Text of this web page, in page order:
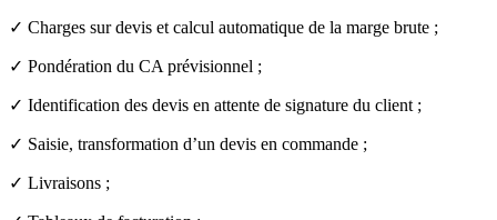
✓ Charges sur devis et calcul automatique de la marge brute ;
✓ Pondération du CA prévisionnel ;
✓ Identification des devis en attente de signature du client ;
✓ Saisie, transformation d’un devis en commande ;
✓ Livraisons ;